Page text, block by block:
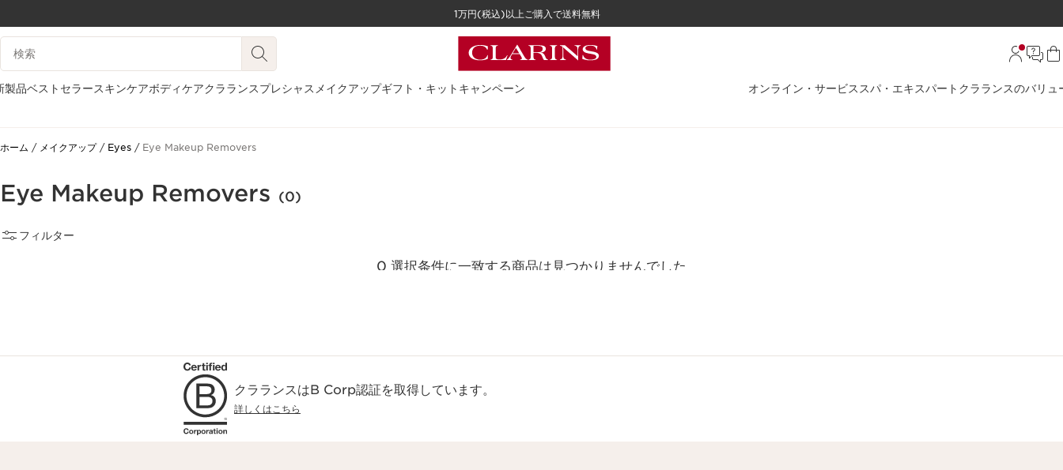
コンテンツへ移動
1万円(税込)以上ご購入で送料無料
検索候補
製品ベストセラースキンケアボディケアクラランスプレシャス メイクアップギフト・キット キャンペーン オンライン・サービス スパ・エキスパート クラランスのバリュ
ホーム メイクアップ Eyes Eye Makeup Removers
Eye Makeup Removers (0)
フィルター
0 選択条件に一致する商品は見つかりませんでした
クラランスはB Corp認証を取得しています。
詳しくはこちら